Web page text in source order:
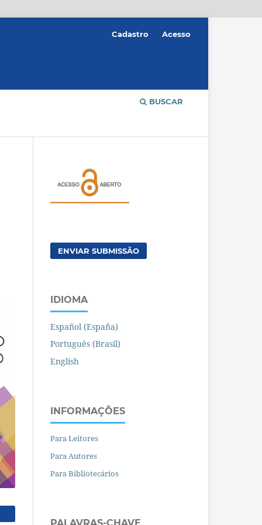
BUSCAR
Cadastro Acesso
ENVIAR SUBMISSÃO
IDIOMA
Español (España)
Português (Brasil)
English
INFORMAÇÕES
Para Leitores
Para Autores
Para Bibliotecários